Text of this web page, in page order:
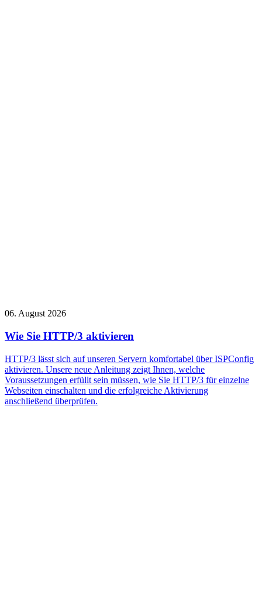
06. August 2026
Wie Sie HTTP/3 aktivieren
HTTP/3 lässt sich auf unseren Servern komfortabel über ISPConfig
aktivieren. Unsere neue Anleitung zeigt Ihnen, welche
Voraussetzungen erfüllt sein müssen, wie Sie HTTP/3 für einzelne
Webseiten einschalten und die erfolgreiche Aktivierung
anschließend überprüfen.